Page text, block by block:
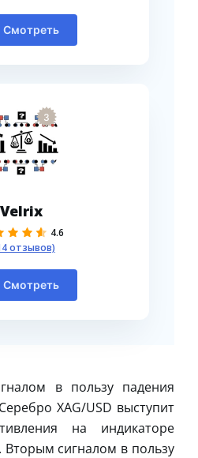
Смотреть
3
Velrix
4.6
отзывов)
Смотреть
в пользу падения
XAG/USD выступит
на индикаторе
Вторым сигналом в пользу